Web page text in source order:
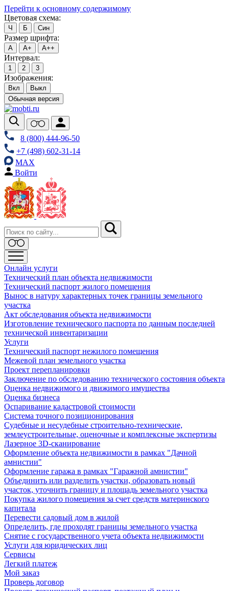
Перейти к основному содержимому
Цветовая схема:
Ч Б Син
Размер шрифта:
А А+ А++
Интервал:
1 2 3
Изображения:
Вкл
Выкл
Обычная версия
8 (800) 444-96-50
+7 (498) 602-31-14
MAX
Войти
Онлайн услуги
Технический план объекта недвижимости
Технический паспорт жилого помещения
Вынос в натуру характерных точек границы земельного
участка
Акт обследования объекта недвижимости
Изготовление технического паспорта по данным последней
технической инвентаризации
Услуги
Технический паспорт нежилого помещения
Межевой план земельного участка
Проект перепланировки
Заключение по обследованию технического состояния объекта
Оценка недвижимого и движимого имущества
Оценка бизнеса
Оспаривание кадастровой стоимости
Система точного позиционирования
Судебные и несудебные строительно-технические,
землеустроительные, оценочные и комплексные экспертизы
Лазерное 3D-сканирование
Оформление объекта недвижимости в рамках "Дачной
амнистии"
Оформление гаража в рамках "Гаражной амнистии"
Объединить или разделить участки, образовать новый
участок, уточнить границу и площадь земельного участка
Покупка жилого помещения за счет средств материнского
капитала
Перевести садовый дом в жилой
Определить, где проходят границы земельного участка
Снятие с государственного учета объекта недвижимости
Услуги для юридических лиц
Сервисы
Легкий платеж
Мой заказ
Проверь договор